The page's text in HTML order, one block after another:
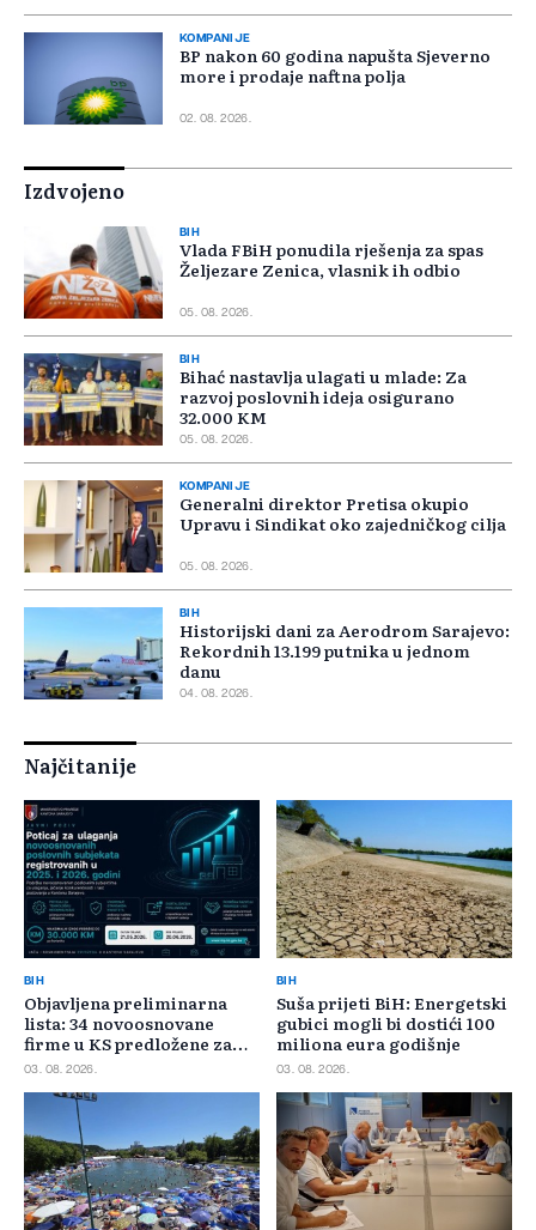
KOMPANIJE
BP nakon 60 godina napušta Sjeverno
more i prodaje naftna polja
02. 08. 2026.
Izdvojeno
BIH
Vlada FBiH ponudila rješenja za spas
Željezare Zenica, vlasnik ih odbio
05. 08. 2026.
BIH
Bihać nastavlja ulagati u mlade: Za
razvoj poslovnih ideja osigurano
32.000 KM
05. 08. 2026.
KOMPANIJE
Generalni direktor Pretisa okupio
Upravu i Sindikat oko zajedničkog cilja
05. 08. 2026.
BIH
Historijski dani za Aerodrom Sarajevo:
Rekordnih 13.199 putnika u jednom
danu
04. 08. 2026.
Najčitanije
BIH
Objavljena preliminarna
lista: 34 novoosnovane
firme u KS predložene za
400.000 KM poticaja
03. 08. 2026.
BIH
Suša prijeti BiH: Energetski
gubici mogli bi dostići 100
miliona eura godišnje
03. 08. 2026.